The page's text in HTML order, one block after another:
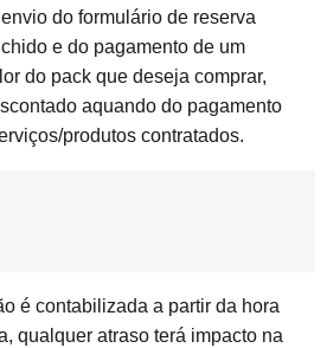
do formulário de reserva
e do pagamento de um
do pack que deseja comprar,
aquando do pagamento
produtos contratados.
é contabilizada a partir da hora
qualquer atraso terá impacto na